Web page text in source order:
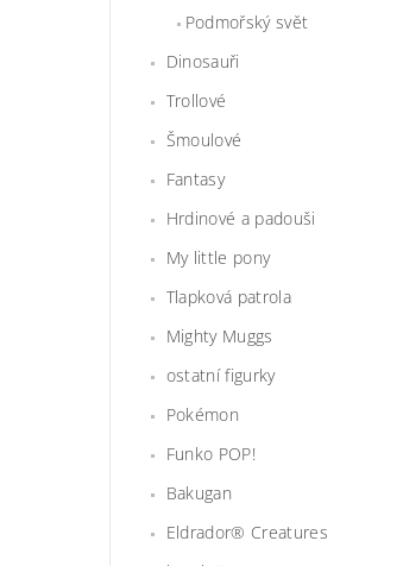
Podmořský svět
Dinosauři
Trollové
Šmoulové
Fantasy
Hrdinové a padouši
My little pony
Tlapková patrola
Mighty Muggs
ostatní figurky
Pokémon
Funko POP!
Bakugan
Eldrador® Creatures